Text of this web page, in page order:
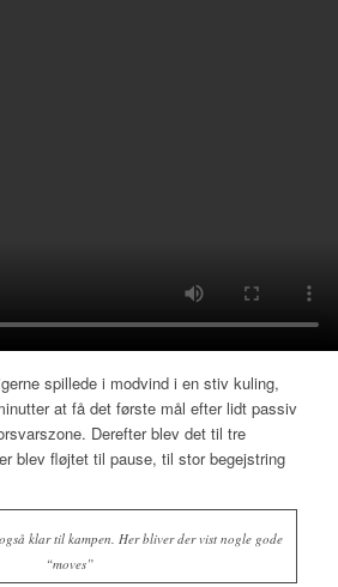
spillede i modvind i en stiv kuling,
at få det første mål efter lidt passiv
Derefter blev det til tre
blev fløjtet til pause, til stor begejstring
klar til kampen. Her bliver der vist nogle gode
“moves”